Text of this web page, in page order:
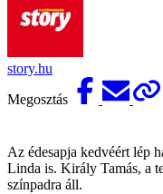
story.hu
Megosztás
Az édesapja kedvéért lép
Linda is. Király Tamás, a
színpadra áll.